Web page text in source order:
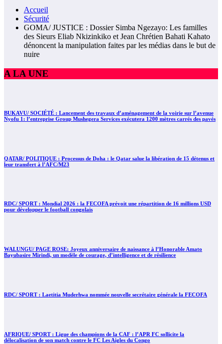
Accueil
Sécurité
GOMA/ JUSTICE : Dossier Simba Ngezayo: Les familles
des Sieurs Eliab Nkizinkiko et Jean Chrétien Bahati Kahato
dénoncent la manipulation faites par les médias dans le but de
nuire
A LA UNE
BUKAVU/ SOCIÉTÉ : Lancement des travaux d’aménagement de la voirie sur l’avenue
Nyofu 1: l’entreprise Group Mushegera Services exécutera 1200 mètres carrés des pavés
QATAR/ POLITIQUE : Processus de Doha : le Qatar salue la libération de 15 détenus et
leur transfert à l’AFC/M23
RDC/ SPORT : Mondial 2026 : la FECOFA prévoit une répartition de 16 millions USD
pour développer le football congolais
WALUNGU/ PAGE ROSE: Joyeux anniversaire de naissance à l’Honorable Amato
Bayubasire Mirindi, un modèle de courage, d’intelligence et de résilience
RDC/ SPORT : Laetitia Muderhwa nommée nouvelle secrétaire générale la FECOFA
AFRIQUE/ SPORT : Ligue des champions de la CAF : l’APR FC sollicite la
délocalisation de son match contre le FC Les Aigles du Congo